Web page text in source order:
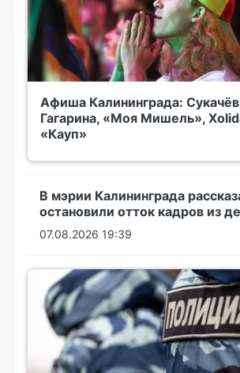
Афиша Калининграда:
Гагарина, «Моя Мишель»,
«Кауп»
В мэрии Калининграда
остановили отток кадров из
07.08.2026 19:39